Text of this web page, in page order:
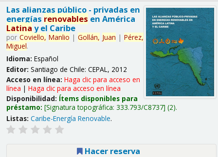
Las alianzas público - privadas en
energías renovables en América
Latina y el Caribe
por Coviello, Manlio | Gollán, Juan | Pérez,
Miguel.
Idioma: Español
Editor: Santiago de Chile: CEPAL, 2012
Acceso en línea: Haga clic para acceso en
línea | Haga clic para acceso en línea
Disponibilidad: Ítems disponibles para
préstamo: Signatura topográfica: 333.793/C8737 (2).
Listas: Caribe-Energía Renovable.
Hacer reserva